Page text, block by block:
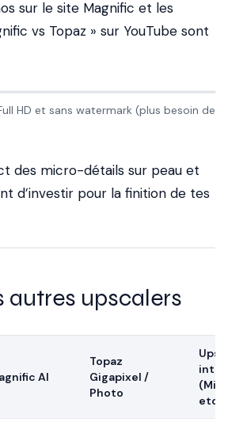
sur le site Magnific et les
vs Topaz » sur YouTube sont
HD et sans watermark (plus besoin de
des micro-détails sur peau et
d’investir pour la finition de tes
autres upscalers
AI
Topaz
Gigapixel /
Photo
etc.)